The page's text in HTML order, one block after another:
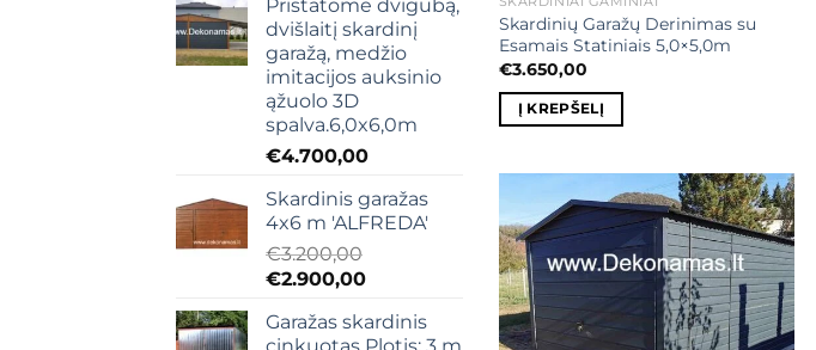
Pristatome dvigubą,
dvišlaitį skardinį
garažą, medžio
imitacijos auksinio
ąžuolo 3D
spalva.6,0x6,0m
€4.700,00
Skardinis garažas
4x6 m 'ALFREDA'
€3.200,00
Original
was:
€2.900,00Current
is:
Garažas skardinis
Skardinių Garažų Derinimas su
Esamais Statiniais 5,0×5,0m
€3.650,00
Į KREPŠELĮ
Mėgstamiausias